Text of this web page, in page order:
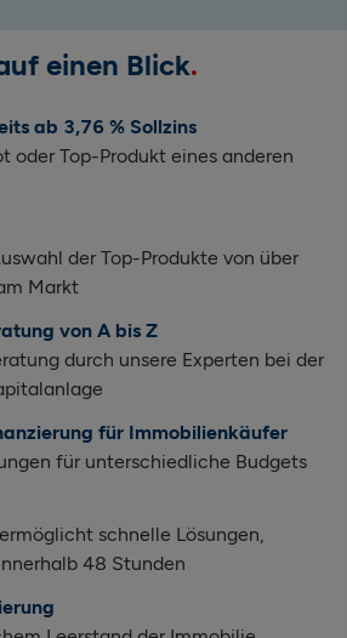
einen Blick
ab 3,76 % Sollzins
oder Top-Produkt eines anderen
der Top-Produkte von über
Markt
von A bis Z
durch unsere Experten bei der
für Immobilienkäufer
für unterschiedliche Budgets
schnelle Lösungen,
48 Stunden